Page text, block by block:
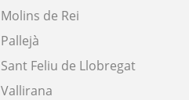
Molins de Rei
Pallejà
Sant Feliu de Llobregat
Vallirana